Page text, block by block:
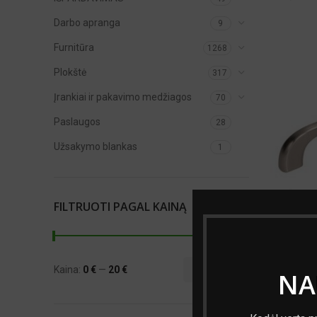
Darbo apranga 9
Furnitūra 1268
Plokštė 317
Įrankiai ir pakavimo medžiagos 70
Paslaugos 28
Užsakymo blankas 1
FILTRUOTI PAGAL KAINĄ
Kaina: 0 € — 20 €